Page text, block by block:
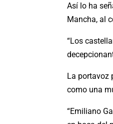
Así lo ha
Mancha, al
“Los
La portavoz
como una
“Emiliano